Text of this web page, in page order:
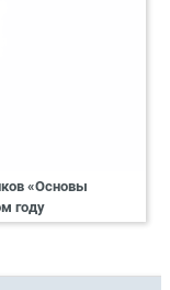
«Основы
году